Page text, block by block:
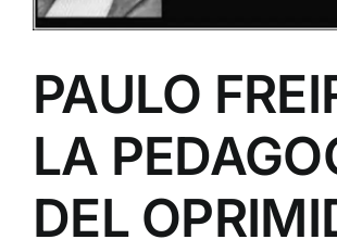
PAULO
LA
DEL